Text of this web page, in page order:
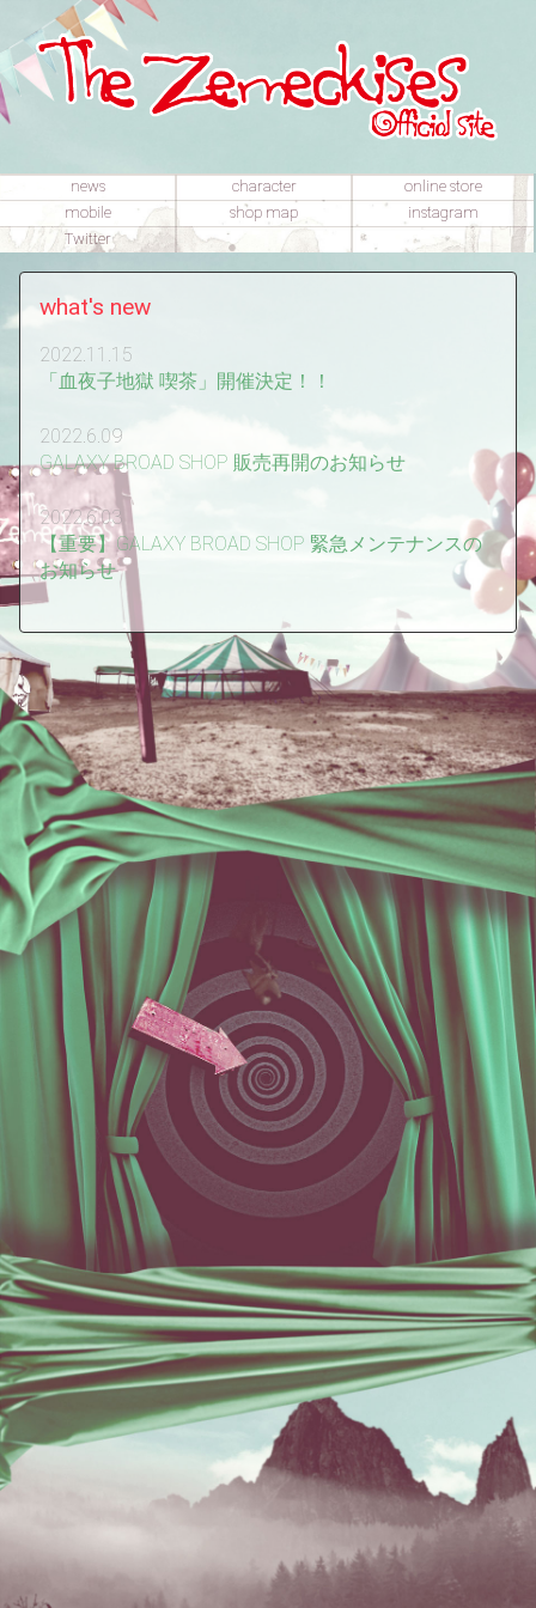
news character
online store
mobile
shop map
instagram
Twitter
what's new
2022.11.15
「血夜子地獄 喫茶」開催決定！！
2022.6.09
GALAXY BROAD SHOP 販売再開のお知らせ
2022.6.03
【重要】GALAXY BROAD SHOP 緊急メンテナンスの
お知らせ